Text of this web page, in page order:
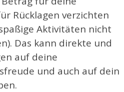
Rücklagen verzichten
Aktivitäten nicht
Das kann direkte und
auf deine
und auch auf dein